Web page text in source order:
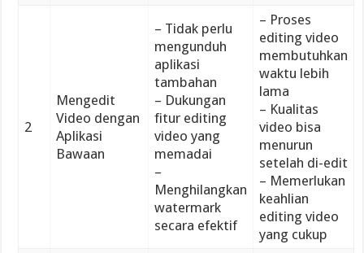
2
Mengedit
Video dengan
Aplikasi
Bawaan
– Tidak perlu
mengunduh
aplikasi
tambahan
– Dukungan
fitur editing
video yang
memadai
–
Menghilangkan
watermark
secara efektif
– Proses
editing video
membutuhkan
waktu lebih
lama
– Kualitas
video bisa
menurun
setelah di-edit
– Memerlukan
keahlian
editing video
yang cukup